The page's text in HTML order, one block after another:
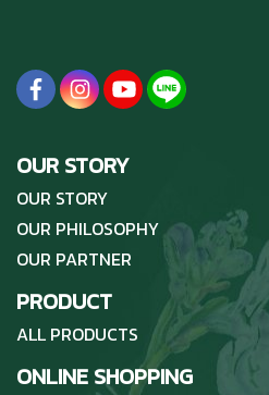
OUR STORY
OUR STORY
OUR PHILOSOPHY
OUR PARTNER
PRODUCT
ALL PRODUCTS
ONLINE SHOPPING